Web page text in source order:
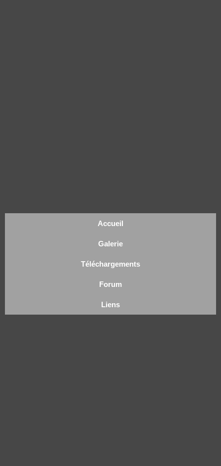
Accueil
Galerie
Téléchargements
Forum
Liens